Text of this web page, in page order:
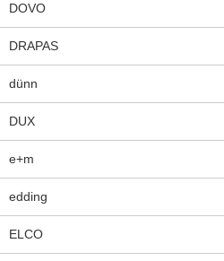
DOVO
DRAPAS
dünn
DUX
e+m
edding
ELCO